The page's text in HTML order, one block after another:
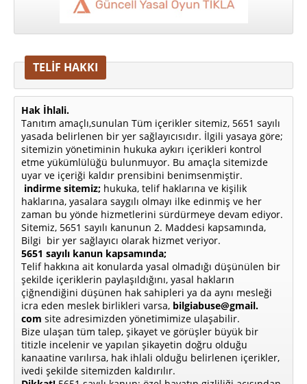
TELİF HAKKI
Hak İhlali.
Tanıtım amaçlı,sunulan Tüm içerikler sitemiz, 5651 sayılı
yasada belirlenen bir yer sağlayıcısıdır. İlgili yasaya göre;
sitemizin yönetiminin hukuka aykırı içerikleri kontrol
etme yükümlülüğü bulunmuyor. Bu amaçla sitemizde
uyar ve içeriği kaldır prensibini benimsenmiştir.
indirme sitemiz; hukuka, telif haklarına ve kişilik
haklarına, yasalara saygılı olmayı ilke edinmiş ve her
zaman bu yönde hizmetlerini sürdürmeye devam ediyor.
Sitemiz, 5651 sayılı kanunun 2. Maddesi kapsamında,
Bilgi bir yer sağlayıcı olarak hizmet veriyor.
5651 sayılı kanun kapsamında;
Telif hakkına ait konularda yasal olmadığı düşünülen bir
şekilde içeriklerin paylaşıldığını, yasal hakların
çiğnendiğini düşünen hak sahipleri ya da aynı mesleği
icra eden meslek birlikleri varsa, bilgiabuse@gmail.
com site adresimizden yönetimimize ulaşabilir.
Bize ulaşan tüm talep, şikayet ve görüşler büyük bir
titizle incelenir ve yapılan şikayetin doğru olduğu
kanaatine varılırsa, hak ihlali olduğu belirlenen içerikler,
ivedi şekilde sitemizden kaldırılır.